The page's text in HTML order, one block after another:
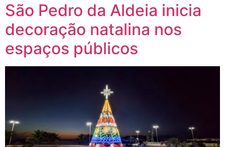
São Pedro da Aldeia inicia
decoração natalina nos
espaços públicos